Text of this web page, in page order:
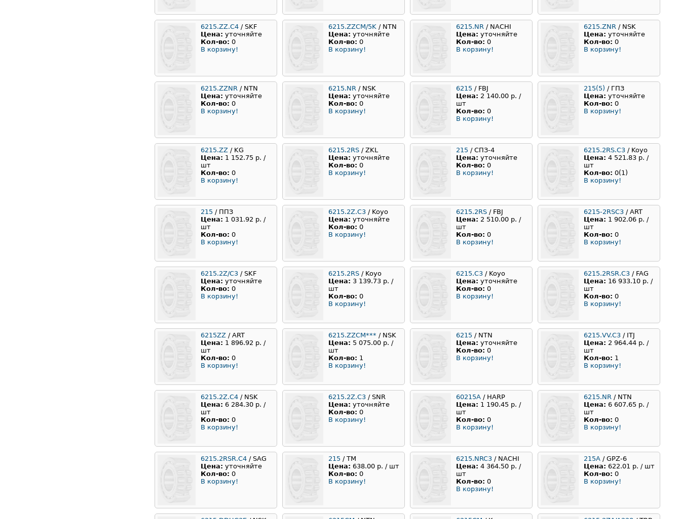
6215.ZZ.C4 / SKF
Цена: уточняйте
Кол-во: 0
В корзину!
6215.ZZCM/5K / NTN
Цена: уточняйте
Кол-во: 0
В корзину!
6215.NR / NACHI
Цена: уточняйте
Кол-во: 0
В корзину!
6215.ZNR / NSK
Цена: уточняйте
Кол-во: 0
В корзину!
6215.ZZNR / NTN
Цена: уточняйте
Кол-во: 0
В корзину!
6215.NR / NSK
Цена: уточняйте
Кол-во: 0
В корзину!
6215 / FBJ
Цена: 2 140.00 р. /
шт
Кол-во: 0
В корзину!
215(5) / ГПЗ
Цена: уточняйте
Кол-во: 0
В корзину!
6215.ZZ / KG
Цена: 1 152.75 р. /
шт
Кол-во: 0
В корзину!
6215.2RS / ZKL
Цена: уточняйте
Кол-во: 0
В корзину!
215 / СПЗ-4
Цена: уточняйте
Кол-во: 0
В корзину!
6215.2RS.C3 / Koyo
Цена: 4 521.83 р. /
шт
Кол-во: 0(1)
В корзину!
215 / ППЗ
Цена: 1 031.92 р. /
шт
Кол-во: 0
В корзину!
6215.2Z.C3 / Koyo
Цена: уточняйте
Кол-во: 0
В корзину!
6215.2RS / FBJ
Цена: 2 510.00 р. /
шт
Кол-во: 0
В корзину!
6215-2RSC3 / ART
Цена: 1 902.06 р. /
шт
Кол-во: 0
В корзину!
6215.2Z/С3 / SKF
Цена: уточняйте
Кол-во: 0
В корзину!
6215.2RS / Koyo
Цена: 3 139.73 р. /
шт
Кол-во: 0
В корзину!
6215.C3 / Koyo
Цена: уточняйте
Кол-во: 0
В корзину!
6215.2RSR.С3 / FAG
Цена: 16 933.10 р. /
шт
Кол-во: 0
В корзину!
6215ZZ / ART
Цена: 1 896.92 р. /
шт
Кол-во: 0
В корзину!
6215.ZZCM*** / NSK
Цена: 5 075.00 р. /
шт
Кол-во: 1
В корзину!
6215 / NTN
Цена: уточняйте
Кол-во: 0
В корзину!
6215.VV.C3 / ITJ
Цена: 2 964.44 р. /
шт
Кол-во: 1
В корзину!
6215.2Z.C4 / NSK
Цена: 6 284.30 р. /
шт
Кол-во: 0
В корзину!
6215.2Z.С3 / SNR
Цена: уточняйте
Кол-во: 0
В корзину!
60215А / HARP
Цена: 1 190.45 р. /
шт
Кол-во: 0
В корзину!
6215.NR / NTN
Цена: 6 607.65 р. /
шт
Кол-во: 0
В корзину!
6215.2RSR.С4 / SAG
Цена: уточняйте
Кол-во: 0
В корзину!
215 / TM
Цена: 638.00 р. / шт
Кол-во: 0
В корзину!
6215.NRC3 / NACHI
Цена: 4 364.50 р. /
шт
Кол-во: 0
В корзину!
215A / GPZ-6
Цена: 622.01 р. / шт
Кол-во: 0
В корзину!